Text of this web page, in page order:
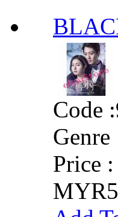
Code :
Genre
Price :